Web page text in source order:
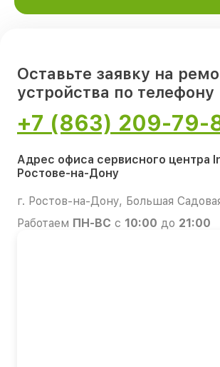
Оставьте заявку на
устройства по телефону
+7 (863) 209-79-
Адрес офиса сервисного центра
Ростове-на-Дону
г. Ростов-на-Дону, Большая
Работаем ПН-ВС с 10:00 до 21:00